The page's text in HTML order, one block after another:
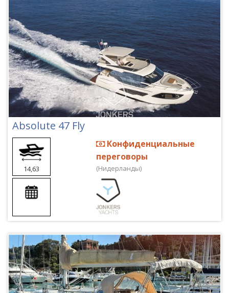
Absolute 47 Fly
14,63
Конфиденциальные
переговоры
(Нидерланды)